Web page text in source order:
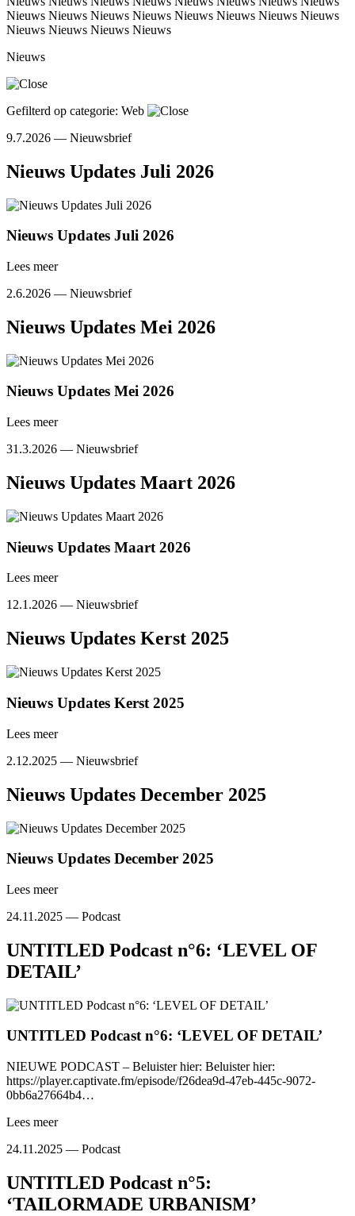
Nieuws Nieuws Nieuws Nieuws Nieuws Nieuws Nieuws Nieuws
Nieuws Nieuws Nieuws Nieuws
Nieuws
Gefilterd op categorie: Web
9.7.2026 — Nieuwsbrief
Nieuws Updates Juli 2026
Nieuws Updates Juli 2026
Lees meer
2.6.2026 — Nieuwsbrief
Nieuws Updates Mei 2026
Nieuws Updates Mei 2026
Lees meer
31.3.2026 — Nieuwsbrief
Nieuws Updates Maart 2026
Nieuws Updates Maart 2026
Lees meer
12.1.2026 — Nieuwsbrief
Nieuws Updates Kerst 2025
Nieuws Updates Kerst 2025
Lees meer
2.12.2025 — Nieuwsbrief
Nieuws Updates December 2025
Nieuws Updates December 2025
Lees meer
24.11.2025 — Podcast
UNTITLED Podcast n°6: ‘LEVEL OF
DETAIL’
UNTITLED Podcast n°6: ‘LEVEL OF DETAIL’
NIEUWE PODCAST – Beluister hier: Beluister hier:
https://player.captivate.fm/episode/f26dea9d-47eb-445c-9072-
0bb6a27664b4…
Lees meer
24.11.2025 — Podcast
UNTITLED Podcast n°5:
‘TAILORMADE URBANISM’